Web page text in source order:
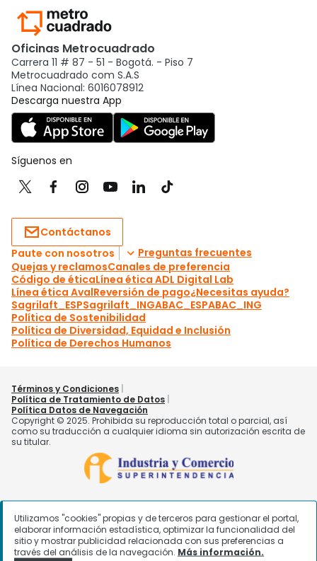
Utilizamos "cookies" propias y de terceros para gestionar el portal,
elaborar información estadística, optimizar la funcionalidad del
sitio y mostrar publicidad relacionada con sus preferencias a
través del análisis de la navegación. Más información.